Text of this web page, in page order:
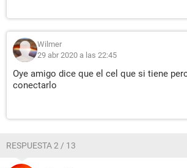
Wilmer
29 abr 2020 a las 22:45
Oye amigo dice que el cel que si tiene
conectarlo
RESPUESTA 2 / 13